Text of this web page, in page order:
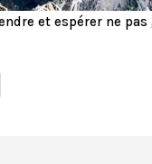
et espérer ne